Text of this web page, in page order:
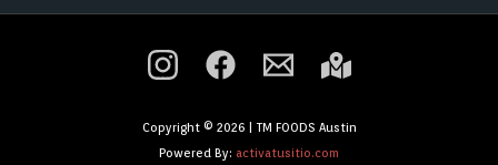
Copyright © 2026 | TM FOODS Austin
Powered By: activatusitio.com